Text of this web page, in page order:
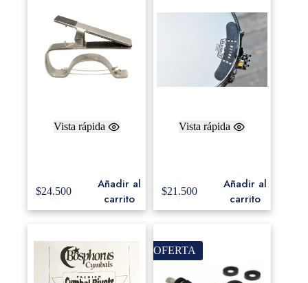
Vista rápida
$24.500
Añadir al
carrito
Vista rápida
$21.500
Añadir al
carrito
OFERTA